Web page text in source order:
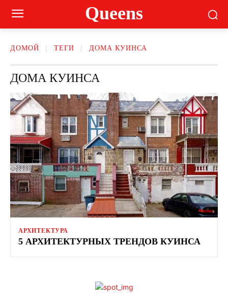
Queens
ДОМОЙ ТЕГИ ДОМА КУИНСА
ДОМА КУИНСА
АРХИТЕКТУРА
5 АРХИТЕКТУРНЫХ ТРЕНДОВ КУИНСА